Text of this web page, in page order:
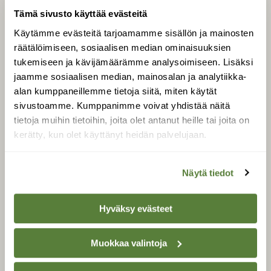
Tämä sivusto käyttää evästeitä
Käytämme evästeitä tarjoamamme sisällön ja mainosten
räätälöimiseen, sosiaalisen median ominaisuuksien
tukemiseen ja kävijämäärämme analysoimiseen. Lisäksi
jaamme sosiaalisen median, mainosalan ja analytiikka-
alan kumppaneillemme tietoja siitä, miten käytät
sivustoamme. Kumppanimme voivat yhdistää näitä
tietoja muihin tietoihin, joita olet antanut heille tai joita on
kerätty, kun olet käyttänyt heidän palvelujaan.
Näytä tiedot
Hyväksy evästeet
Muokkaa valintoja
Tilaa digilukuoikeus
Äänestä parasta juttua
Tilaa uutiskirje
SUOMEN LUONNON­
SUOJELU­LIITTO
Suomen Luonto -lehden
luonnonsuojelu­liitto.